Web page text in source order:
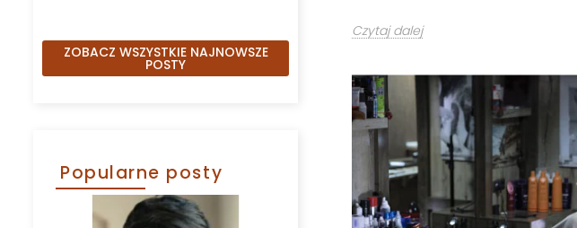
ZOBACZ WSZYSTKIE NAJNOWSZE
POSTY
Popularne posty
Czytaj dalej